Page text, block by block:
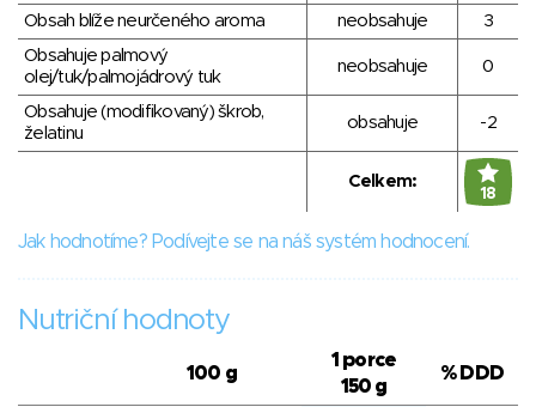
Obsah blíže neurčeného aroma
neobsahuje
3
Obsahuje palmový
olej/tuk/palmojádrový tuk
neobsahuje 0
Obsahuje (modifikovaný) škrob,
želatinu
obsahuje -2
Celkem:
18
Jak hodnotíme? Podívejte se na náš systém hodnocení.
Nutriční hodnoty
100 g
1 porce
150 g
% DDD